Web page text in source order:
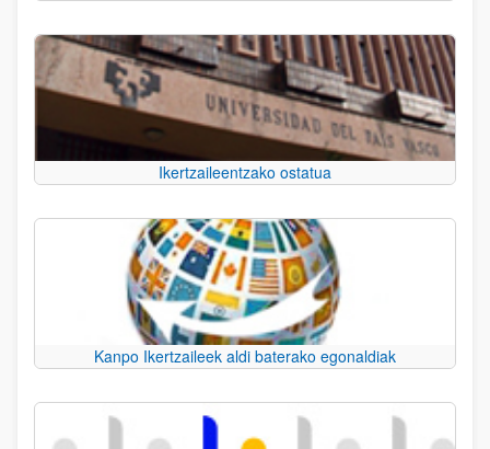
Ikertzaileentzako ostatua
Kanpo Ikertzaileek aldi baterako egonaldiak